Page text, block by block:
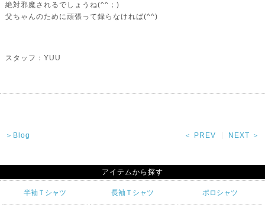
絶対邪魔されるでしょうね(^^；)
父ちゃんのために頑張って録らなければ(^^)
スタッフ：YUU
＞Blog ＜ PREV NEXT ＞
アイテムから探す
半袖Ｔシャツ 長袖Ｔシャツ ポロシャツ